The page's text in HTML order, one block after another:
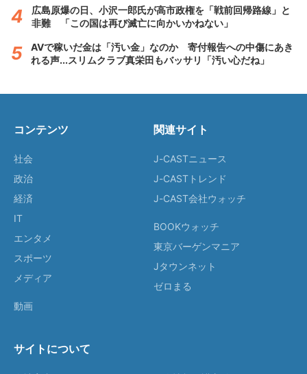
広島原爆の日、小沢一郎氏が高市政権を「戦前回帰路線」と
非難 「この国は再び滅亡に向かいかねない」
AVで稼いだ金は「汚い金」なのか 寄付報告への中傷にあき
れる声...スリムクラブ真栄田もバッサリ「汚い心だね」
コンテンツ
社会
政治
経済
IT
エンタメ
スポーツ
メディア
動画
関連サイト
J-CASTニュース
J-CASTトレンド
J-CAST会社ウォッチ
BOOKウォッチ
東京バーゲンマニア
Jタウンネット
ゼロまる
サイトについて